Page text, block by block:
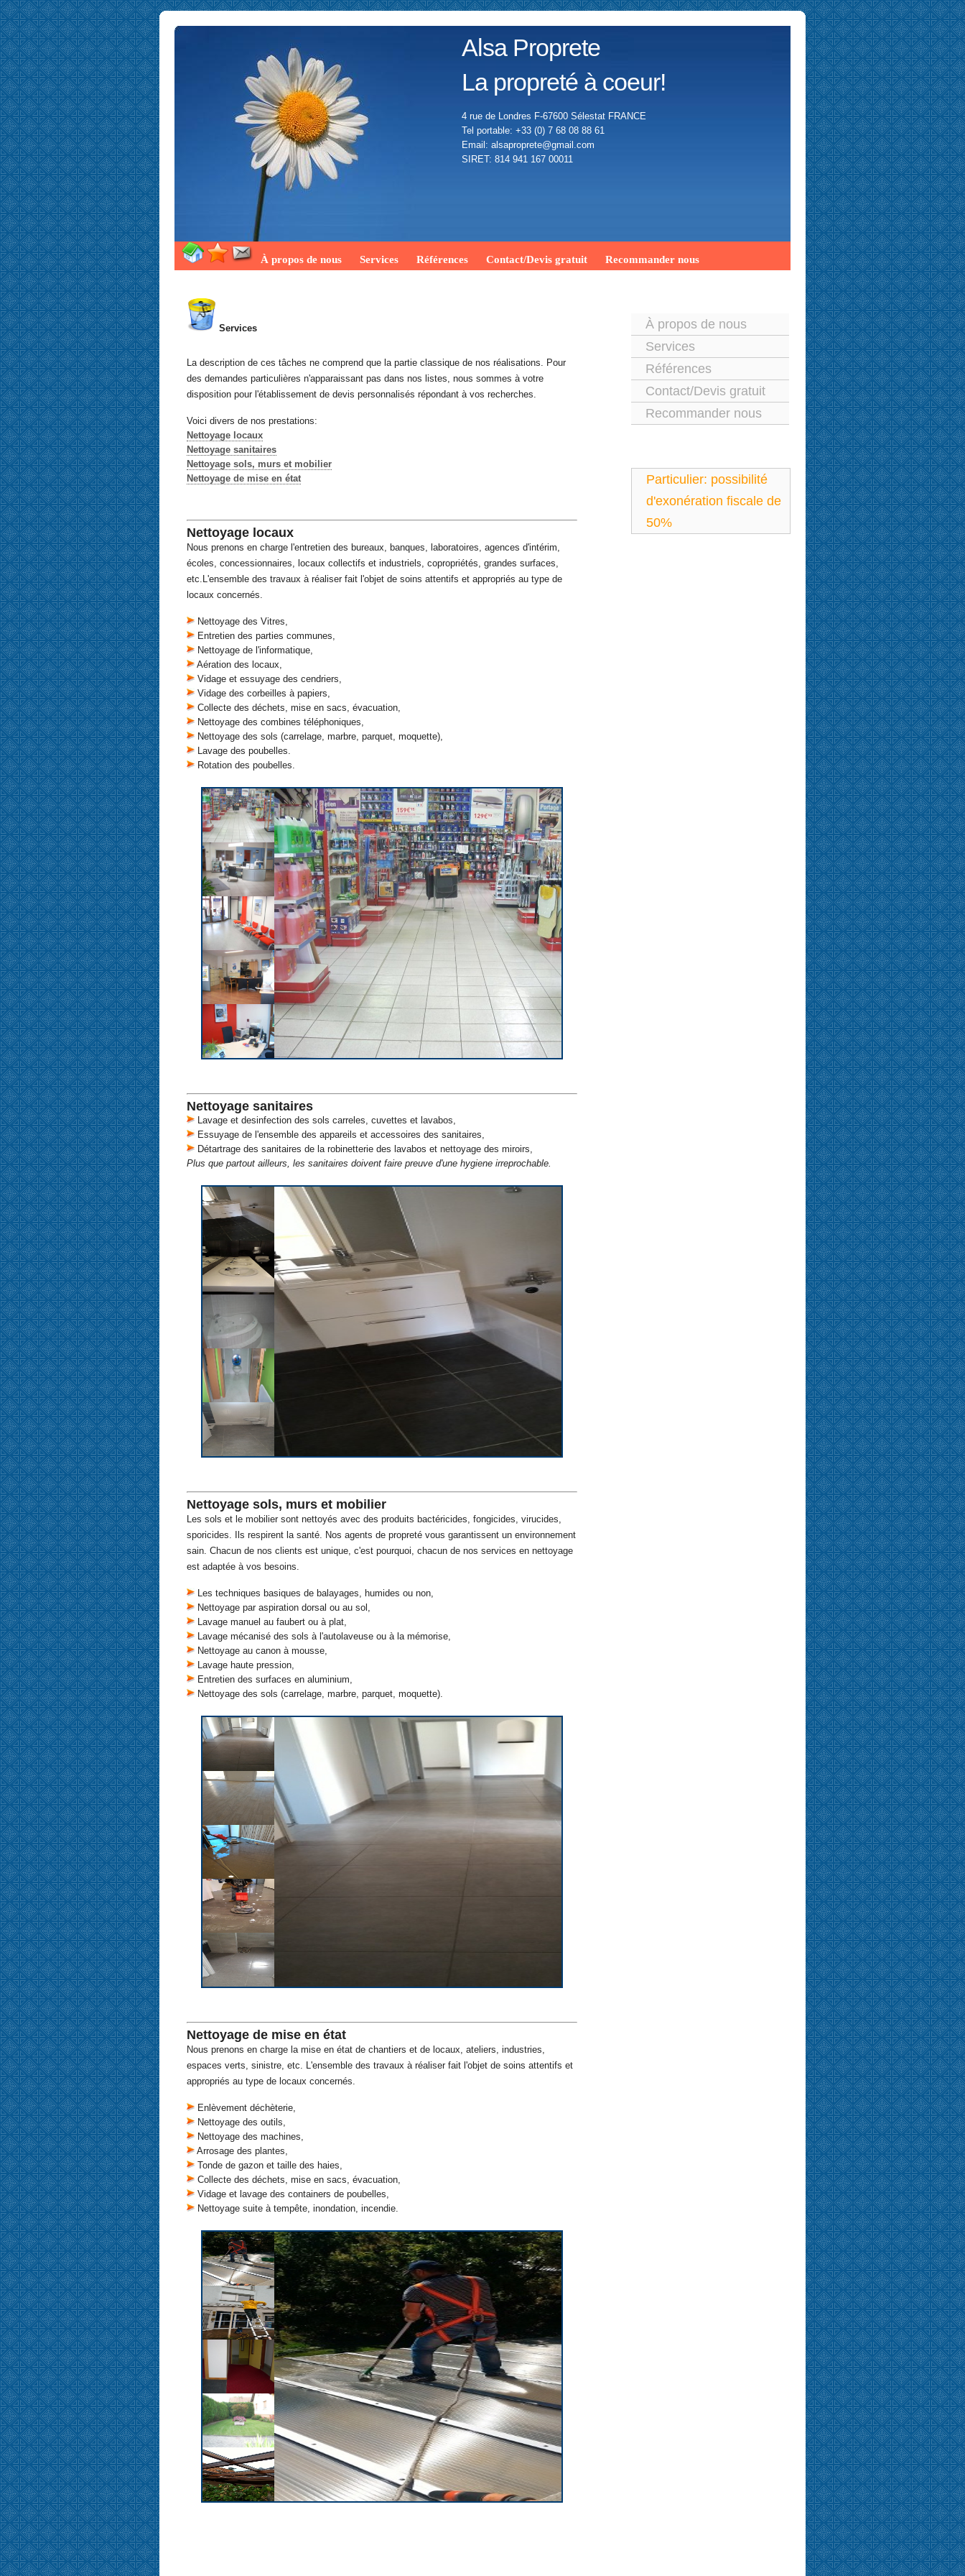
Alsa Proprete
La propreté à coeur!
4 rue de Londres F-67600 Sélestat FRANCE
Tel portable: +33 (0) 7 68 08 88 61
Email: alsaproprete@gmail.com
SIRET: 814 941 167 00011
À propos de nous Services Références Contact/Devis gratuit Recommander nous
Services
La description de ces tâches ne comprend que la partie classique de nos réalisations. Pour
des demandes particulières n'apparaissant pas dans nos listes, nous sommes à votre
disposition pour l'établissement de devis personnalisés répondant à vos recherches.
Voici divers de nos prestations:
Nettoyage locaux
Nettoyage sanitaires
Nettoyage sols, murs et mobilier
Nettoyage de mise en état
Nettoyage locaux
Nous prenons en charge l'entretien des bureaux, banques, laboratoires, agences d'intérim,
écoles, concessionnaires, locaux collectifs et industriels, copropriétés, grandes surfaces,
etc.L'ensemble des travaux à réaliser fait l'objet de soins attentifs et appropriés au type de
locaux concernés.
Nettoyage des Vitres,
Entretien des parties communes,
Nettoyage de l'informatique,
Aération des locaux,
Vidage et essuyage des cendriers,
Vidage des corbeilles à papiers,
Collecte des déchets, mise en sacs, évacuation,
Nettoyage des combines téléphoniques,
Nettoyage des sols (carrelage, marbre, parquet, moquette),
Lavage des poubelles.
Rotation des poubelles.
Nettoyage sanitaires
Lavage et desinfection des sols carreles, cuvettes et lavabos,
Essuyage de l'ensemble des appareils et accessoires des sanitaires,
Détartrage des sanitaires de la robinetterie des lavabos et nettoyage des miroirs,
Plus que partout ailleurs, les sanitaires doivent faire preuve d'une hygiene irreprochable.
Nettoyage sols, murs et mobilier
Les sols et le mobilier sont nettoyés avec des produits bactéricides, fongicides, virucides,
sporicides. Ils respirent la santé. Nos agents de propreté vous garantissent un environnement
sain. Chacun de nos clients est unique, c'est pourquoi, chacun de nos services en nettoyage
est adaptée à vos besoins.
Les techniques basiques de balayages, humides ou non,
Nettoyage par aspiration dorsal ou au sol,
Lavage manuel au faubert ou à plat,
Lavage mécanisé des sols à l'autolaveuse ou à la mémorise,
Nettoyage au canon à mousse,
Lavage haute pression,
Entretien des surfaces en aluminium,
Nettoyage des sols (carrelage, marbre, parquet, moquette).
Nettoyage de mise en état
Nous prenons en charge la mise en état de chantiers et de locaux, ateliers, industries,
espaces verts, sinistre, etc. L'ensemble des travaux à réaliser fait l'objet de soins attentifs et
appropriés au type de locaux concernés.
Enlèvement déchèterie,
Nettoyage des outils,
Nettoyage des machines,
Arrosage des plantes,
Tonde de gazon et taille des haies,
Collecte des déchets, mise en sacs, évacuation,
Vidage et lavage des containers de poubelles,
Nettoyage suite à tempête, inondation, incendie.
À propos de nous
Services
Références
Contact/Devis gratuit
Recommander nous
Particulier: possibilité
d'exonération fiscale de
50%